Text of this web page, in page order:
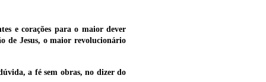
e corações para o maior dever
de Jesus, o maior revolucionário
a fé sem obras, no dizer do